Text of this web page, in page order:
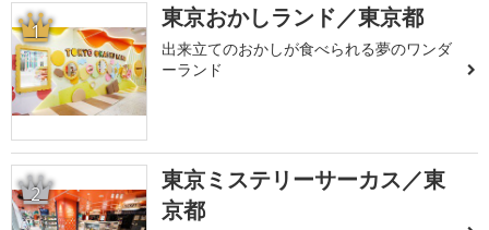
1 東京おかしランド／東京都
出来立てのおかしが食べられる夢のワンダ
ーランド
2
東京ミステリーサーカス／東
京都